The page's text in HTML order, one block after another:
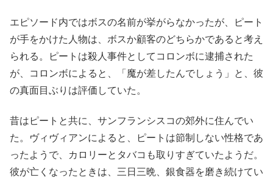
エピソード内ではボスの名前が挙がらなかったが、ピート
が手をかけた人物は、ボスか顧客のどちらかであると考え
られる。ピートは殺人事件としてコロンボに逮捕された
が、コロンボによると、「魔が差したんでしょう」と、彼
の真面目ぶりは評価していた。
昔はピートと共に、サンフランシスコの郊外に住んでい
た。ヴィヴィアンによると、ピートは節制しない性格であ
ったようで、カロリーとタバコも取りすぎていたようだ。
彼が亡くなったときは、三日三晩、銀食器を磨き続けてい